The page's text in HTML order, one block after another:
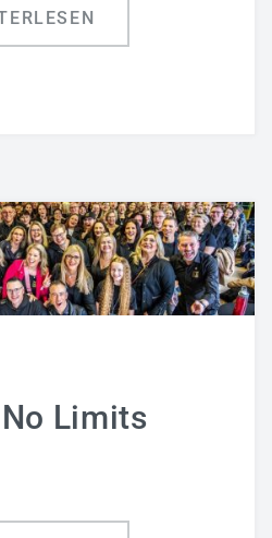
Limits